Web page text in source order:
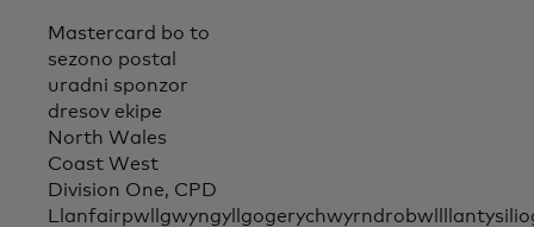
Mastercard bo to
sezono postal
uradni sponzor
dresov ekipe
North Wales
Coast West
Division One, CPD